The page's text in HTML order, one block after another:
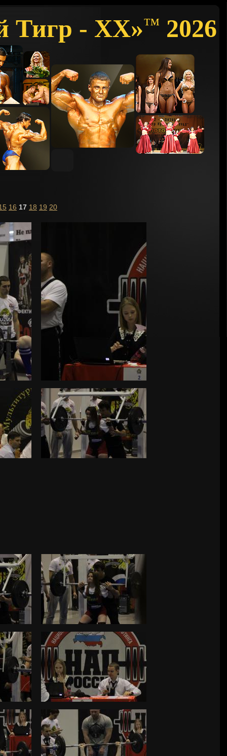
Тигр - XX»™ 2026
16 17 18 19 20